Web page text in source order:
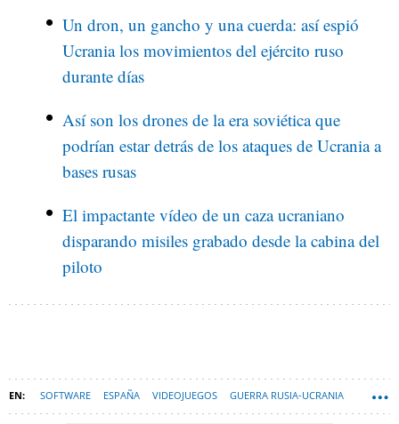
Un dron, un gancho y una cuerda: así espió
Ucrania los movimientos del ejército ruso
durante días
Así son los drones de la era soviética que
podrían estar detrás de los ataques de Ucrania a
bases rusas
El impactante vídeo de un caza ucraniano
disparando misiles grabado desde la cabina del
piloto
SOFTWARE ESPAÑA VIDEOJUEGOS GUERRA RUSIA-UCRANIA